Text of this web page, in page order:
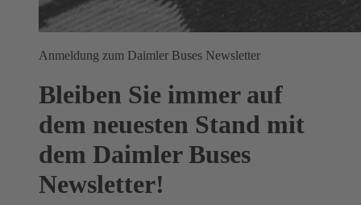
Anmeldung zum Daimler Buses Newsletter
Bleiben Sie immer auf
dem neuesten Stand mit
dem Daimler Buses
Newsletter!